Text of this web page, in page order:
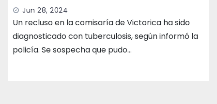
Jun 28, 2024
Un recluso en la comisaría de Victorica ha sido
diagnosticado con tuberculosis, según informó la
policía. Se sospecha que pudo…